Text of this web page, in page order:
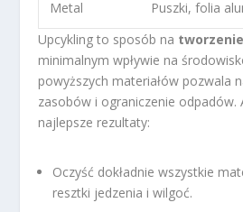
Metal
Puszki, folia
Upcykling to sposób na
minimalnym wpływie na
powyższych materiałów pozwala
zasobów i ograniczenie odpadów.
najlepsze rezultaty:
Oczyść dokładnie wszystkie
resztki jedzenia i wilgoć.